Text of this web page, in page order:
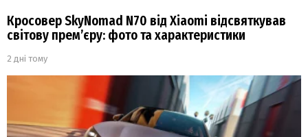
Кросовер SkyNomad N70 від Xiaomi відсвяткував
світову прем’єру: фото та характеристики
2 дні тому